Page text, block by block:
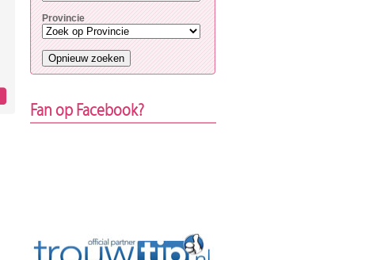
Provincie
Fan op Facebook?